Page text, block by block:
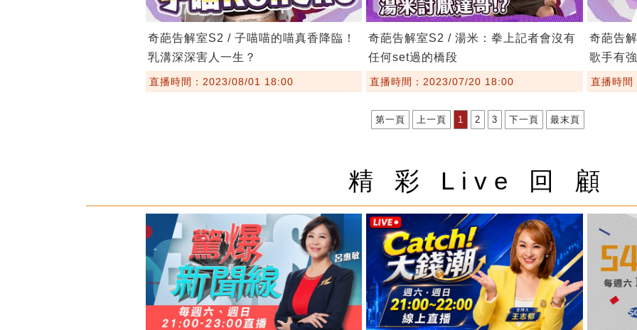
奇葩告解室S2 / 子喵喵的喵真香降臨！
乳溝深深害人一生？
直播時間：2023/08/01 18:00
奇葩告解室S2 / 湯米：拳上記者會沒有
任何set過的橋段
直播時間：2023/07/20 18:00
奇葩告
歌手有
直播時
第一頁 上一頁 1 2 3 下一頁 最末頁
精 彩 Live 回 顧